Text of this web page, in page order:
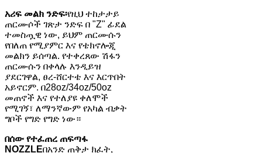
አሪፍ መልክ ንድፍ፡የዚህ ተከታታይ
ጠርሙሶች ገጽታ ንድፍ በ "Z" ፊደል
ተመስጧዊ ነው, ይህም ጠርሙሱን
የበለጠ የሚያምር እና የቴክኖሎጂ
መልክን ይሰጣል. የተቀረጸው ሽፋን
ጠርሙሱን በቀላሉ እንዲይዝ
ያደርገዋል, ፀረ-ሸርተቴ እና እርጥበት
አይኖርም. በ28oz/34oz/50oz
መጠኖች እና የተለያዩ ቀለሞች
የሚገኝ፣ ለማንኛውም የአካል ብቃት
ግቦች የግድ የግድ ነው።
በሰው የተፈጠረ ጠፍጣፋ
NOZZLEበአንድ ጠቅታ ክፈት,